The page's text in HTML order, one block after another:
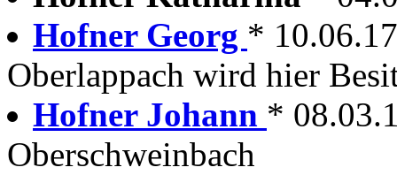
Hofner Georg *
Oberlappach wird hier
Hofner Johann *
Oberschweinbach